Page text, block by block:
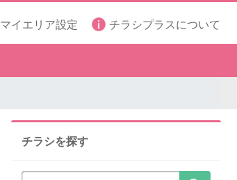
マイエリア設定 チラシプラスについて
チラシを探す